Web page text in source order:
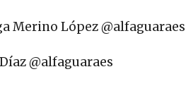
Merino López @alfaguaraes
@alfaguaraes